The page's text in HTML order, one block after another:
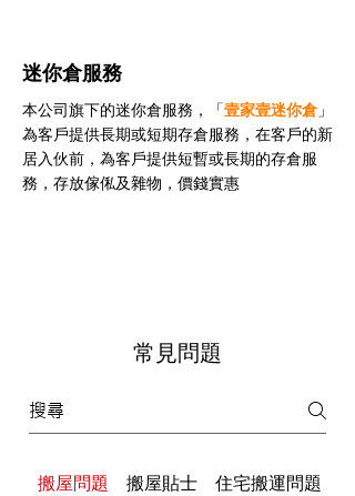
迷你倉服務
本公司旗下的迷你倉服務，「壹家壹迷你倉 」
為客戶提供長期或短期存倉服務，在客戶的新
居入伙前，為客戶提供短暫或長期的存倉服
務，存放傢俬及雜物，價錢實惠
常見問題
搬屋問題 搬屋貼士 住宅搬運問題